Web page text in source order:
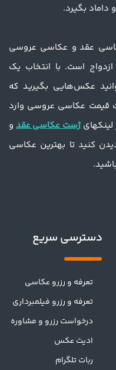
داماد بگیرد.
عقد و عکاسی عروسی
است. با انتخاب یک
عکس‌هایی بگیرید که
قیمت عکاسی عروسی وارد
ژست عکاسی عقدو
کنید تا بهترین عکاسی
دسترسی سریع
تعرفه و رزرو عکاسی
تعرفه و رزرو فیلمبرداری
درخواست رزرو و مشاوره
ادیت عکس
ربات تلگرام